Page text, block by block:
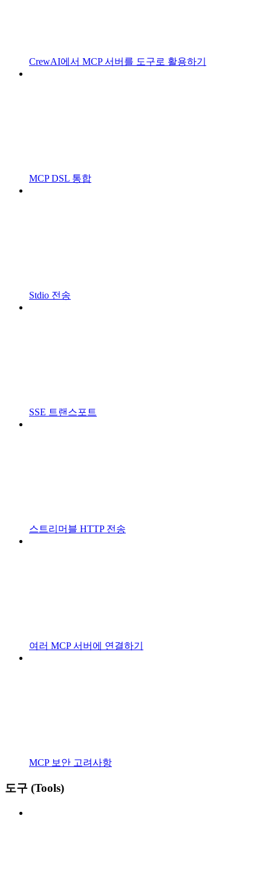
CrewAI에서 MCP 서버를 도구로 활용하기
MCP DSL 통합
Stdio 전송
SSE 트랜스포트
스트리머블 HTTP 전송
여러 MCP 서버에 연결하기
MCP 보안 고려사항
도구 (Tools)